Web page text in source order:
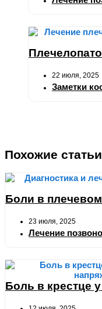
22 июля, 2025
Заметки
Похожие статьи
Боли в
23 июля, 2025
Лечение
Боль в крестце